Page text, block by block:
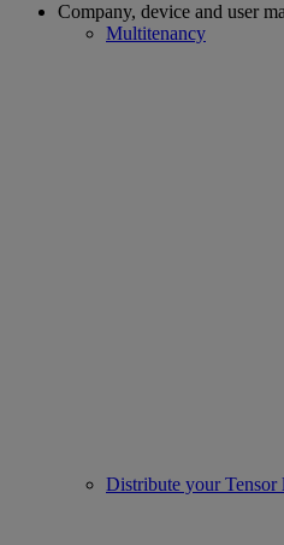
Company, device and user
Multitenancy
Distribute your Tensor